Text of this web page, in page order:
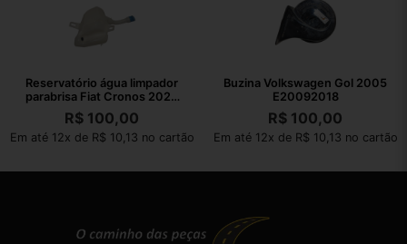
Reservatório água limpador
parabrisa Fiat Cronos 2023
22260
R$ 100,00
Em até 12x de R$ 10,13 no cartão
Buzina Volkswagen Gol 2005
E20092018
R$ 100,00
Em até 12x de R$ 10,13 no cartão